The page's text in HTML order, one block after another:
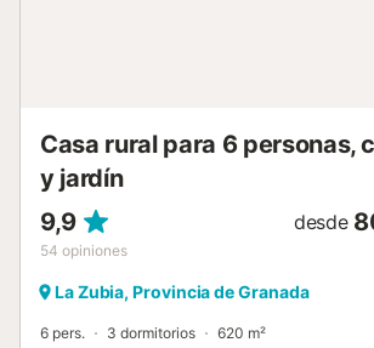
Casa rural para 6 personas,
y jardín
9,9
54 opiniones
desde
La Zubia, Provincia de Granada
6 pers. 3 dormitorios 620 m²